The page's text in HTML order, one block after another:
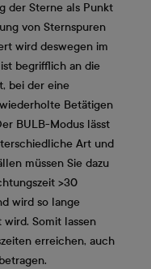
der Sterne als Punkt
von Sternspuren
wird deswegen im
begrifflich an die
bei der eine
Betätigen
BULB-Modus lässt
Art und
müssen Sie dazu
>30
wird so lange
Somit lassen
erreichen, auch